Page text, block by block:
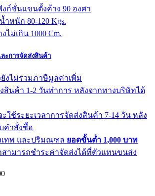
งก์ชั่นแขนตั้งค้าง 90 องศา
หนัก 80-120 Kgs.
ไม่เกิน 1000 Cm.
ละการจัดส่งสินค้า
งไม่รวมภาษีมูลค่าเพิ่ม
สินค้า 1-2 วันทำการ หลังจากทางบริษัทได้
ใช้ระยะเวลาการจัดส่งสินค้า 7-14 วัน หลัง
คำสั่งซื้อ
เทพ และปริมณฑล ยอดขั้นต่ำ 1,000 บาท
ามารถชำระค่าจัดส่งได้ที่ตัวแทนขนส่ง